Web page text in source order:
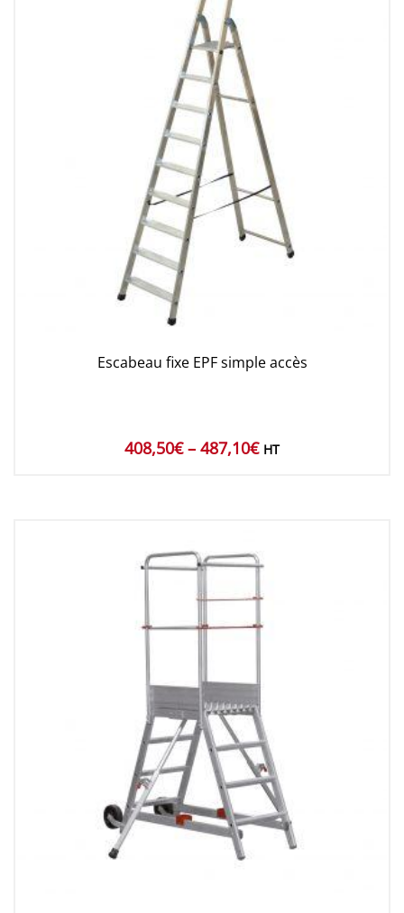
Escabeau fixe EPF simple accès
408,50€– 487,10€ HT